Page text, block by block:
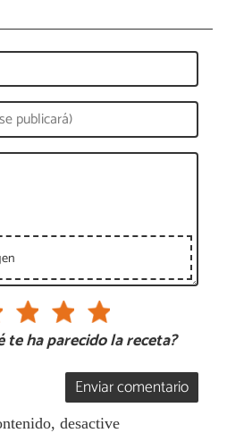
te ha parecido la receta?
Enviar comentario
desactive